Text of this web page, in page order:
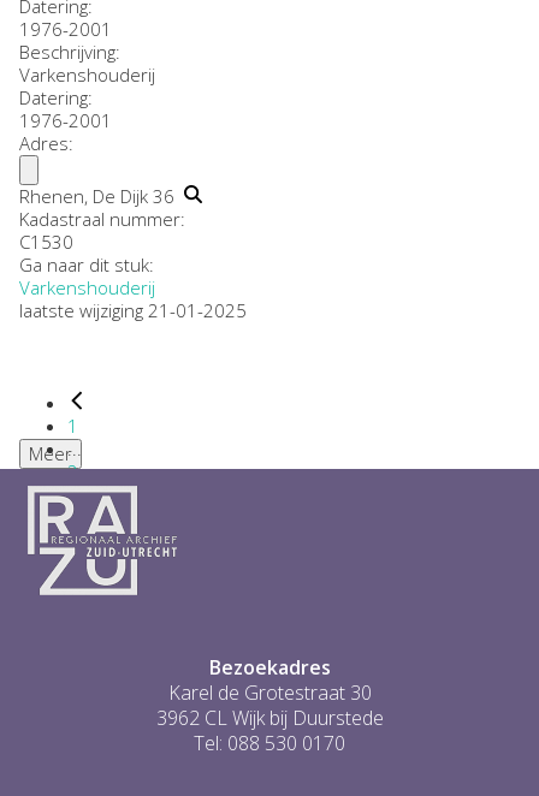
Datering:
1976-2001
Beschrijving:
Varkenshouderij
Datering:
1976-2001
Adres:
Rhenen, De Dijk 36
Kadastraal nummer:
C1530
Ga naar dit stuk:
Varkenshouderij
laatste wijziging 21-01-2025
1
...
2
3
4
5
6
...
Meer
Bezoekadres
Karel de Grotestraat 30
3962 CL Wijk bij Duurstede
Tel: 088 530 0170